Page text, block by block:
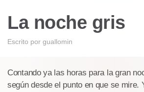
La noche gris
Escrito por guallomin
Contando ya las horas para la gran
según desde el punto en que se mire.